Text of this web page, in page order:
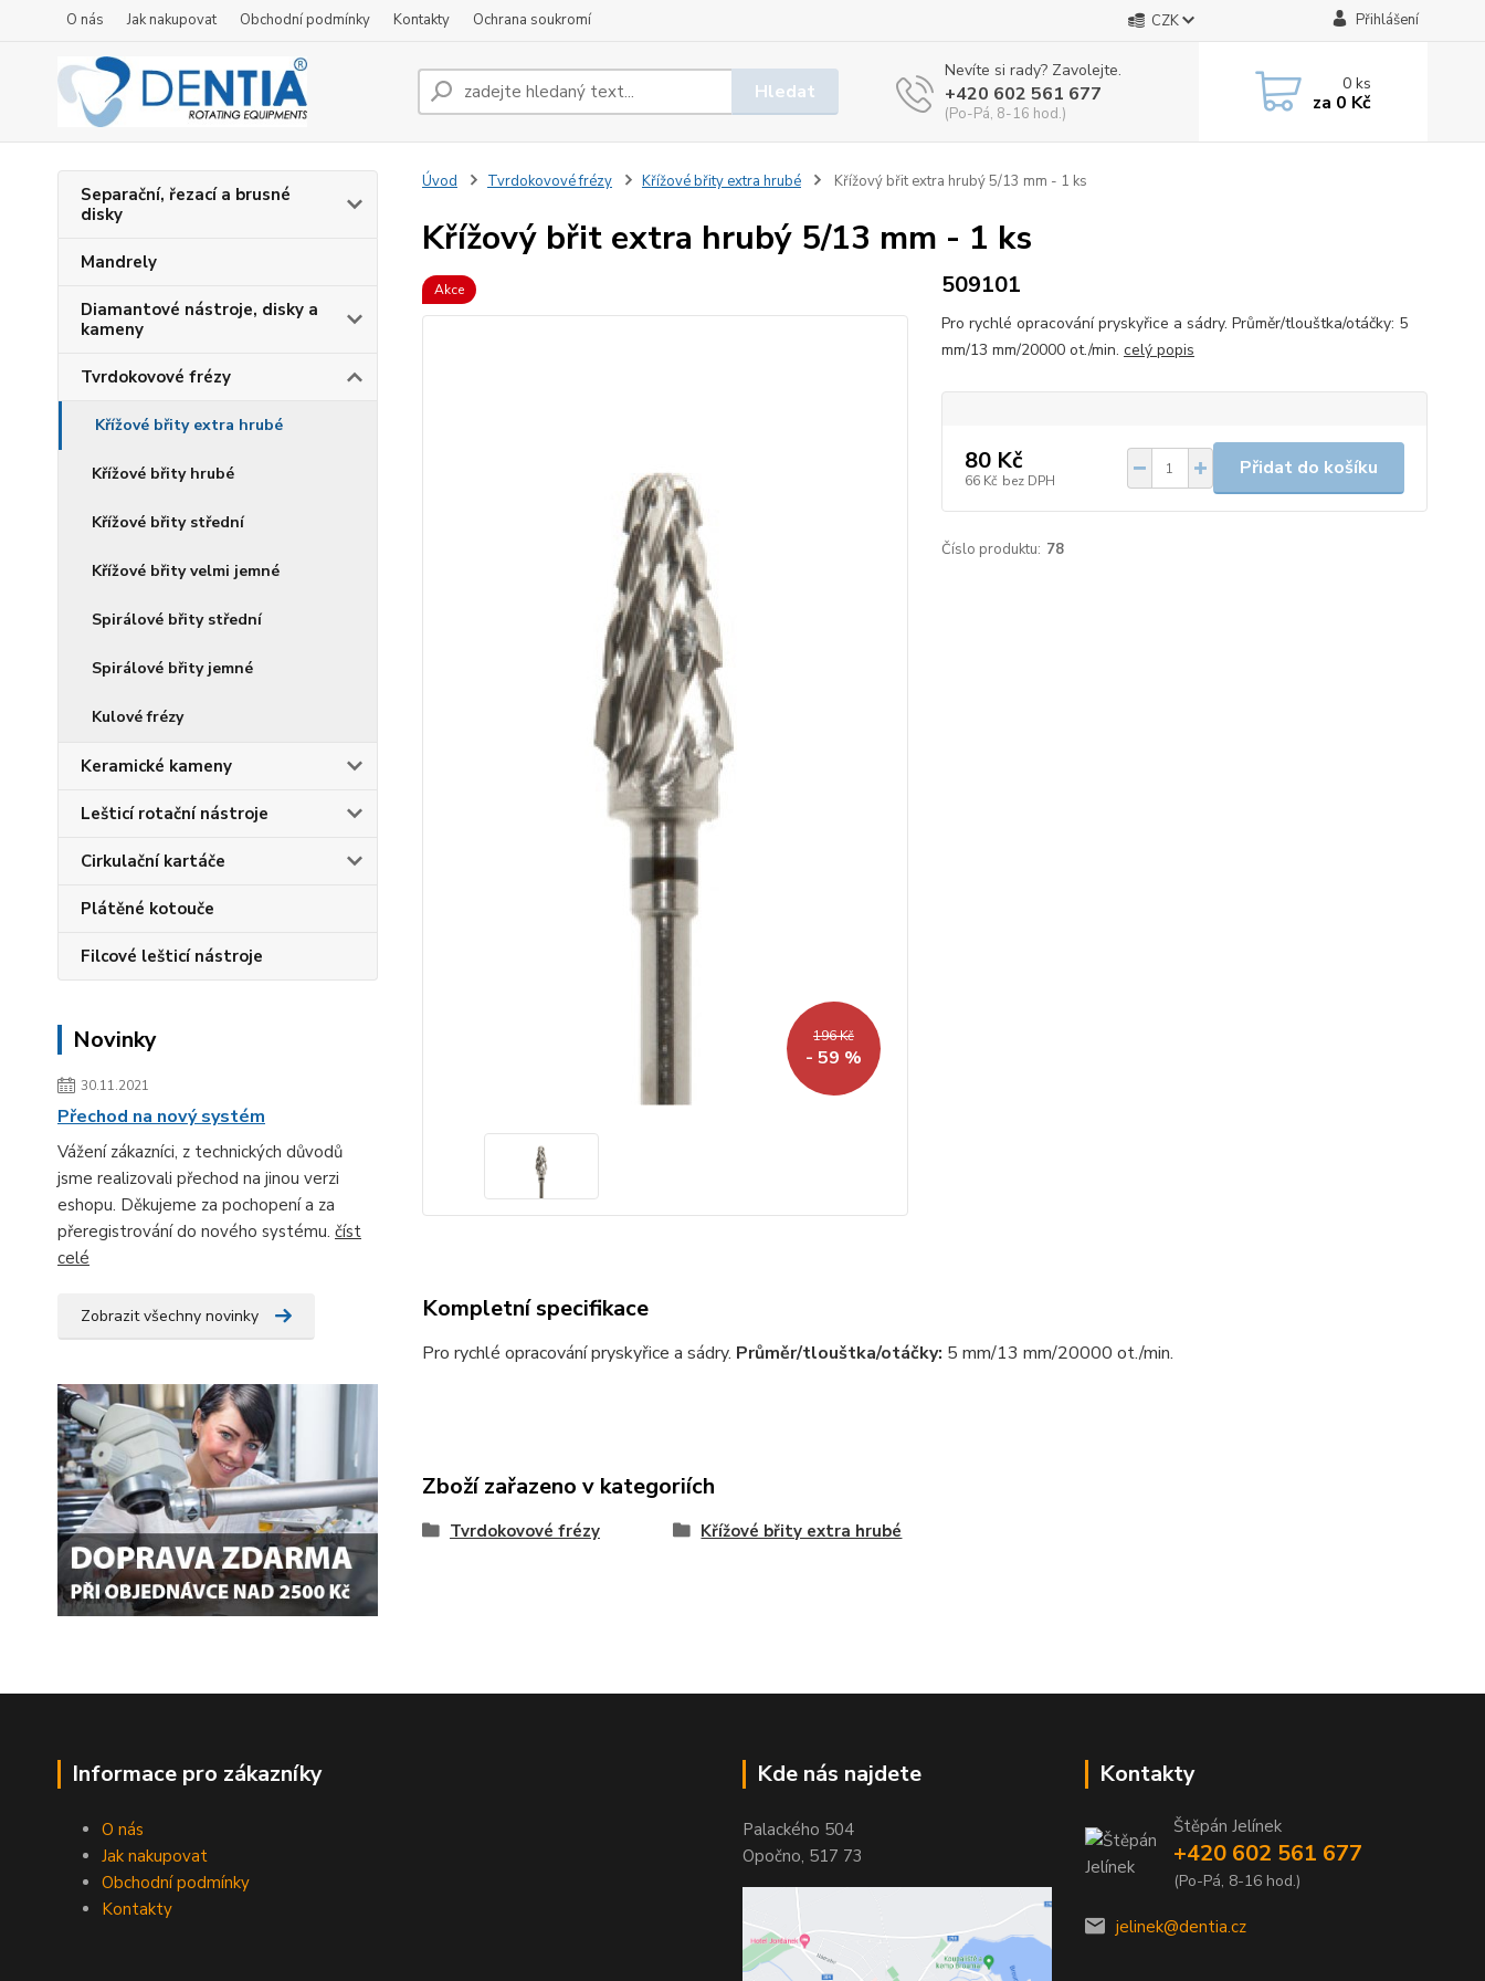
O nás Jak nakupovat Obchodní podmínky Kontakty Ochrana soukromí CZK Přihlášení
Hledat
Nevíte si rady? Zavolejte.
+420 602 561 677
(Po-Pá, 8-16 hod.)
0ks
za 0 Kč
Separační, řezací a brusné
disky
Mandrely
Diamantové nástroje, disky a
kameny
Tvrdokovové frézy
Křížové břity extra hrubé
Křížové břity hrubé
Křížové břity střední
Křížové břity velmi jemné
Spirálové břity střední
Spirálové břity jemné
Kulové frézy
Keramické kameny
Lešticí rotační nástroje
Cirkulační kartáče
Plátěné kotouče
Filcové lešticí nástroje
Novinky
30.11.2021
Přechod na nový systém
Vážení zákazníci, z technických důvodů
jsme realizovali přechod na jinou verzi
eshopu. Děkujeme za pochopení a za
přeregistrování do nového systému. číst
celé
Zobrazit všechny novinky
Úvod Tvrdokovové frézy Křížové břity extra hrubé Křížový břit extra hrubý 5/13 mm - 1 ks
Křížový břit extra hrubý 5/13 mm - 1 ks
Akce
196 Kč
- 59 %
509101
Pro rychlé opracování pryskyřice a sádry. Průměr/tlouštka/otáčky: 5
mm/13 mm/20000 ot./min. celý popis
80 Kč
66 Kč bez DPH
Přidat do košíku
Číslo produktu: 78
Kompletní specifikace
Pro rychlé opracování pryskyřice a sádry. Průměr/tlouštka/otáčky: 5 mm/13 mm/20000 ot./min.
Zboží zařazeno v kategoriích
Tvrdokovové frézy Křížové břity extra hrubé
Informace pro zákazníky
O nás
Jak nakupovat
Obchodní podmínky
Kontakty
Kde nás najdete
Palackého 504
Opočno, 517 73
Kontakty
Štěpán Jelínek
+420 602 561 677
(Po-Pá, 8-16 hod.)
jelinek@dentia.cz